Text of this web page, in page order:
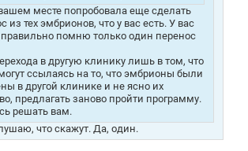
месте попробовала еще сделать
из тех эмбрионов, что у вас есть. У вас
помню только один перенос
в другую клинику лишь в том, что
ссылаясь на то, что эмбрионы были
в другой клинике и не ясно их
предлагать заново пройти программу.
решать вам.
что скажут. Да, один.